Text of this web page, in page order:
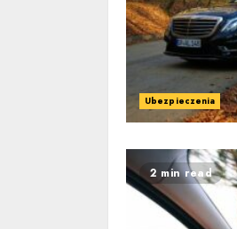
Ubezpieczenia
2 min read